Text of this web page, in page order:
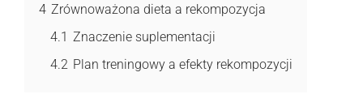
4 Zrównoważona dieta a rekompozycja
4.1 Znaczenie suplementacji
4.2 Plan treningowy a efekty rekompozycji